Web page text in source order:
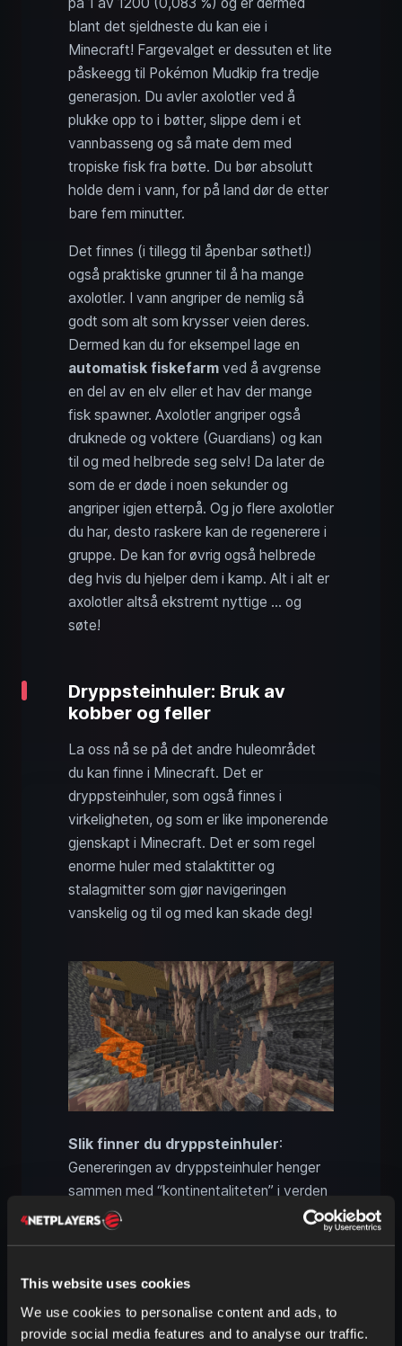
This website uses cookies
We use cookies to personalise content and ads, to
provide social media features and to analyse our traffic.
blant det sjeldneste du kan eie i
Minecraft! Fargevalget er dessuten et lite
påskeegg til Pokémon Mudkip fra tredje
generasjon. Du avler axolotler ved å
plukke opp to i bøtter, slippe dem i et
vannbasseng og så mate dem med
tropiske fisk fra bøtte. Du bør absolutt
holde dem i vann, for på land dør de etter
bare fem minutter.
Det finnes (i tillegg til åpenbar søthet!)
også praktiske grunner til å ha mange
axolotler. I vann angriper de nemlig så
godt som alt som krysser veien deres.
Dermed kan du for eksempel lage en
automatisk fiskefarm ved å avgrense
en del av en elv eller et hav der mange
fisk spawner. Axolotler angriper også
druknede og voktere (Guardians) og kan
til og med helbrede seg selv! Da later de
som de er døde i noen sekunder og
angriper igjen etterpå. Og jo flere axolotler
du har, desto raskere kan de regenerere i
gruppe. De kan for øvrig også helbrede
deg hvis du hjelper dem i kamp. Alt i alt er
axolotler altså ekstremt nyttige … og
søte!
Dryppsteinhuler: Bruk av
kobber og feller
La oss nå se på det andre huleområdet
du kan finne i Minecraft. Det er
dryppsteinhuler, som også finnes i
virkeligheten, og som er like imponerende
gjenskapt i Minecraft. Det er som regel
enorme huler med stalaktitter og
stalagmitter som gjør navigeringen
vanskelig og til og med kan skade deg!
Slik finner du dryppsteinhuler:
Genereringen av dryppsteinhuler henger
sammen med “kontinentaliteten” i verden
din. Jo lenger et landområde er fra havet,
ingen rolle.
Unike egenskaper ved dryppsteinhuler: